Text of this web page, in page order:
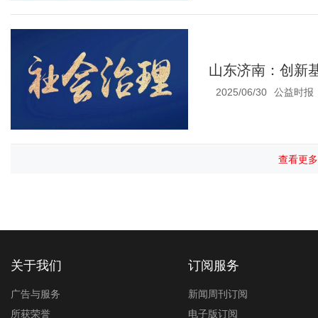
山东济南：创新
2025/06/30 公益时报
查看更多
关于我们
广告与服务
所获荣誉
订阅服务
新闻周刊订阅
电子版订阅